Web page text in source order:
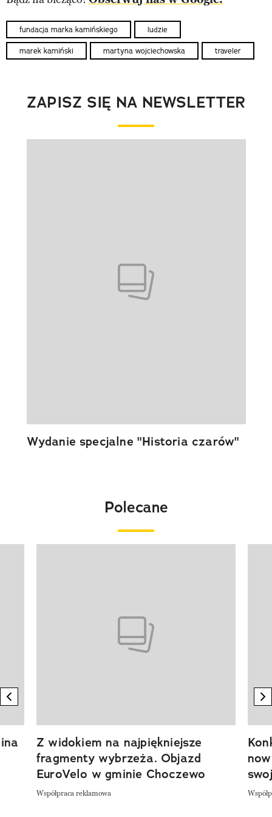
fundacja marka kamińskiego ludzie
marek kamiński martyna wojciechowska traveler
ZAPISZ SIĘ NA NEWSLETTER
Wydanie specjalne "Historia czarów"
Polecane
previous element
Z widokiem na najpiękniejsze
fragmenty wybrzeża. Objazd
EuroVelo w gminie Choczewo
Współpraca reklamowa